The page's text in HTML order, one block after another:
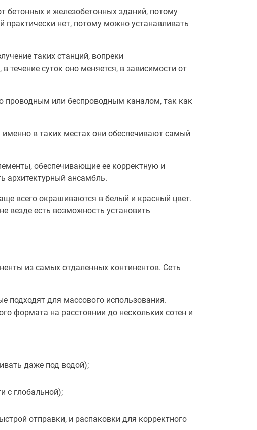
бетонных и железобетонных зданий, потому
практически нет, потому можно устанавливать
таких станций, вопреки
течение суток оно меняется, в зависимости от
проводным или беспроводным каналом, так как
в таких местах они обеспечивают самый
обеспечивающие ее корректную и
архитектурный ансамбль.
всего окрашиваются в белый и красный цвет.
везде есть возможность установить
из самых отдаленных континентов. Сеть
подходят для массового использования.
формата на расстоянии до нескольких сотен и
даже под водой);
с глобальной);
отправки, и распаковки для корректного